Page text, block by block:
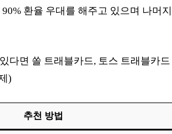
환율 우대를 해주고 있으며 나머지
다면 쏠 트래블카드, 토스 트래블카드
)
추천 방법